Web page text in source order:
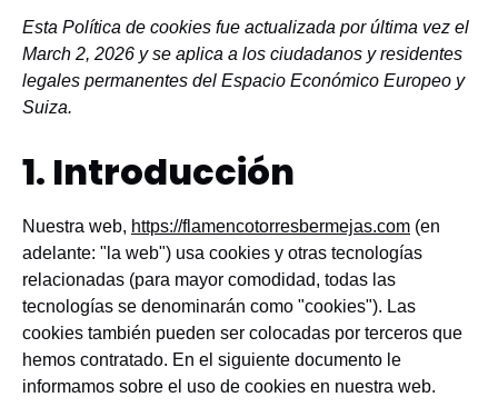
Esta Política de cookies fue actualizada por última vez el
March 2, 2026 y se aplica a los ciudadanos y residentes
legales permanentes del Espacio Económico Europeo y
Suiza.
1. Introducción
Nuestra web, https://flamencotorresbermejas.com (en
adelante: "la web") usa cookies y otras tecnologías
relacionadas (para mayor comodidad, todas las
tecnologías se denominarán como "cookies"). Las
cookies también pueden ser colocadas por terceros que
hemos contratado. En el siguiente documento le
informamos sobre el uso de cookies en nuestra web.